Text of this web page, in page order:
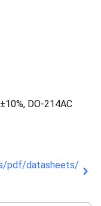
DO-214AC
pdf/datasheets/